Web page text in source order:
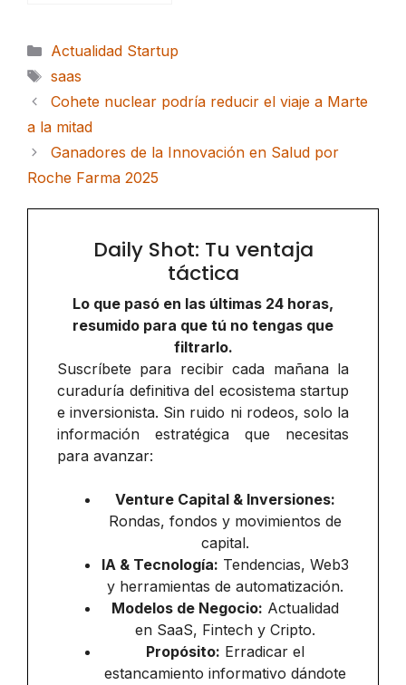
Categorías
Actualidad Startup
Etiquetas
saas
Cohete nuclear podría reducir el viaje a Marte
a la mitad
Ganadores de la Innovación en Salud por
Roche Farma 2025
Daily Shot: Tu ventaja
táctica
Lo que pasó en las últimas 24 horas,
resumido para que tú no tengas que
filtrarlo.
Suscríbete para recibir cada mañana la
curaduría definitiva del ecosistema startup
e inversionista. Sin ruido ni rodeos, solo la
información estratégica que necesitas
para avanzar:
Venture Capital & Inversiones:
Rondas, fondos y movimientos de
capital.
IA & Tecnología: Tendencias, Web3
y herramientas de automatización.
Modelos de Negocio: Actualidad
en SaaS, Fintech y Cripto.
Propósito: Erradicar el
estancamiento informativo dándote